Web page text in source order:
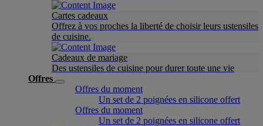
Cartes cadeaux
Offrez à vos proches la liberté de choisir leurs ustensiles
de cuisine.
Cadeaux de mariage
Des ustensiles de cuisine pour durer toute une vie
Offres
Offres du moment
Un set de 2 poignées en silicone offert
Offres du moment
Un set de 2 poignées en silicone offert